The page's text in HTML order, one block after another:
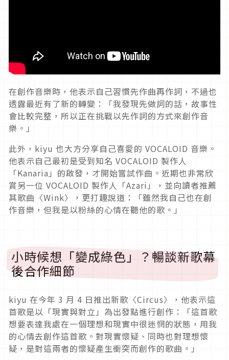
在創作音樂時，他表示自己習慣先作曲再作詞，不過也
透露最近有了新的轉變：「我發現先做詞的話，故事性
會比較完整，所以正在挑戰以先作詞的方式來創作音
樂。」
此外，kiyu 也大方分享自己喜愛的 VOCALOID 音樂。
他表示自己最初是受到知名 VOCALOID 製作人
「Kanaria」的啟發，才開始嘗試作曲。近期也非常欣
賞另一位 VOCALOID 製作人「Azari」，並向讀者推薦
其歌曲〈Wink〉，更打趣說道：「雖然我自己也在創
作音樂，但我是以粉絲的心情在聽他的歌。」
小時候想「變成綠色」？暢談新歌幕
後合作細節
kiyu 在今年 3 月 4 日推出新歌〈Circus〉，他表示這
首歌是以「現實與對立」為出發點進行創作：「這首歌
想要表達我處在一個理想和現實中很迷惘的狀態，用我
的心情去創作這首歌。對現實懷疑、同時也對理想懷
疑，是對這兩者的懷疑產生衝突而創作的歌曲。」